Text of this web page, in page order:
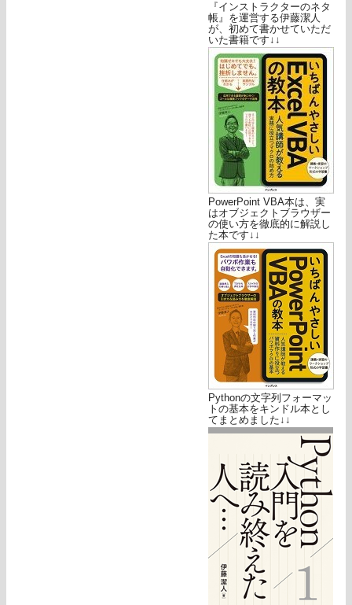
『インストラクターのネタ
帳』を運営する伊藤潔人
が、初めて書かせていただ
いた書籍です↓↓
PowerPoint VBA本は、実
はオブジェクトブラウザー
の使い方を徹底的に解説し
た本です↓↓
Pythonの文字列フォーマッ
トの基本をキンドル本とし
てまとめました↓↓